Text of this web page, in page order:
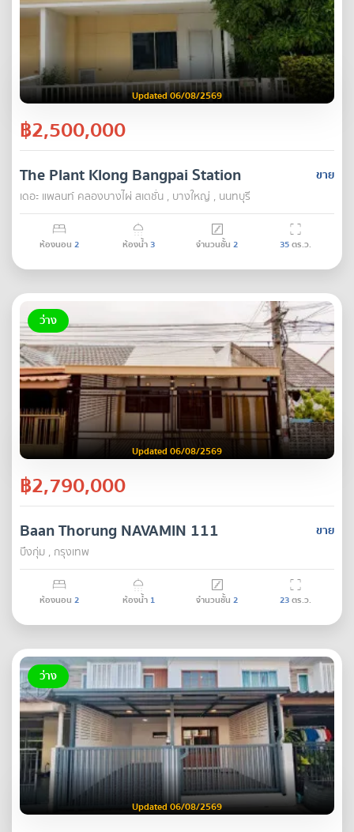
Updated 06/08/2569
฿2,500,000
ขาย
The Plant Klong Bangpai Station
เดอะ แพลนท์ คลองบางไผ่ สเตชั่น , บางใหญ่ , นนทบุรี
ห้องนอน 2 ห้องน้ำ3 จำนวนชั้น 2 35ตร.ว.
ว่าง
Updated 06/08/2569
฿2,790,000
ขาย
Baan Thorung NAVAMIN 111
บึงกุ่ม , กรุงเทพ
ห้องนอน 2 ห้องน้ำ 1 จำนวนชั้น 2 23ตร.ว.
ว่าง
Updated 06/08/2569